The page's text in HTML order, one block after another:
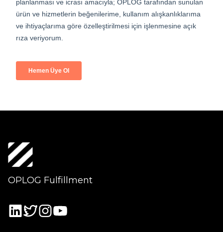
OPLOG Fulfillment